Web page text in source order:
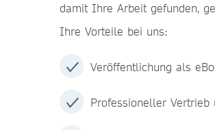
damit Ihre Arbeit gefunden,
Ihre Vorteile bei uns:
Veröffentlichung als
Professioneller